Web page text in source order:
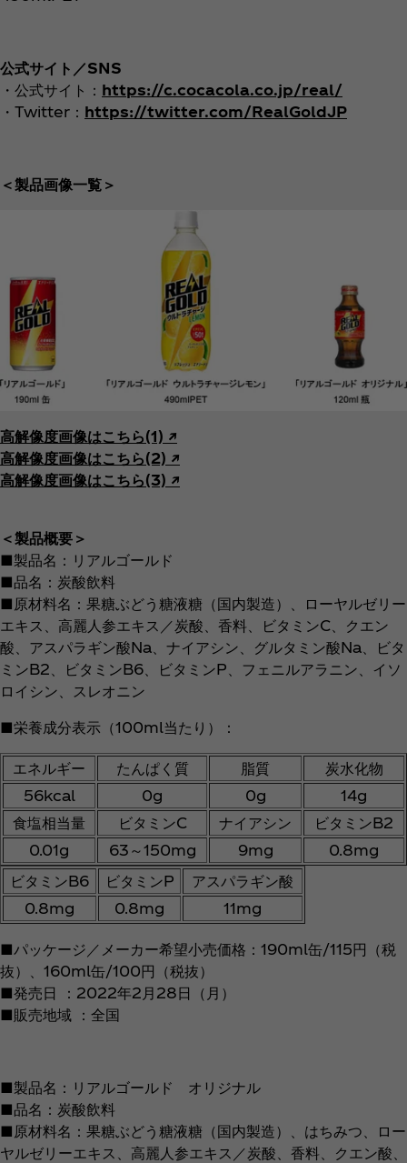
公式サイト／SNS
・公式サイト： https://c.cocacola.co.jp/real/
・Twitter： https://twitter.com/RealGoldJP
＜製品画像一覧＞
高解像度画像はこちら(1) ↗︎
高解像度画像はこちら(2) ↗︎
高解像度画像はこちら(3) ↗︎
＜製品概要＞
■製品名：リアルゴールド
■品名：炭酸飲料
■原材料名：果糖ぶどう糖液糖（国内製造）、ローヤルゼリー
エキス、高麗人参エキス／炭酸、香料、ビタミンC、クエン
酸、アスパラギン酸Na、ナイアシン、グルタミン酸Na、ビタ
ミンB2、ビタミンB6、ビタミンP、フェニルアラニン、イソ
ロイシン、スレオニン
■栄養成分表示（100ml当たり）：
エネルギー たんぱく質 脂質
炭水化物
56kcal
0g 0g
14g
食塩相当量
ビタミンC ナイアシン
ビタミンB2
0.01g
63～150mg 9mg
0.8mg
ビタミンB6
ビタミンP
アスパラギン酸
0.8mg
0.8mg 11mg
■パッケージ／メーカー希望小売価格：190ml缶/115円（税
抜）、160ml缶/100円（税抜）
■発売日 ：2022年2月28日（月）
■販売地域 ：全国
■製品名：リアルゴールド オリジナル
■品名：炭酸飲料
■原材料名：果糖ぶどう糖液糖（国内製造）、はちみつ、ロー
ヤルゼリーエキス、高麗人参エキス／炭酸、香料、クエン酸、